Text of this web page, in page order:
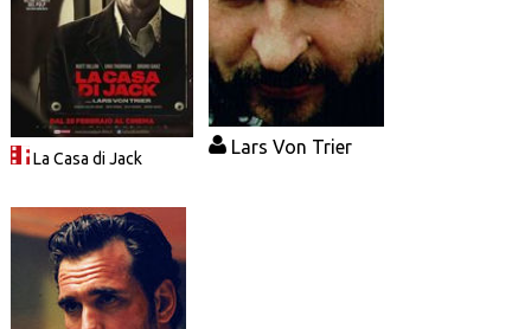
La Casa di Jack
Lars Von Trier